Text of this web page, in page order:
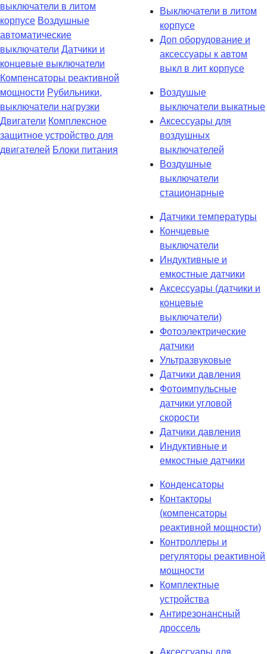
выключатели в литом
корпусе Воздушные
автоматические
выключатели Датчики и
концевые выключатели
Компенсаторы реактивной
мощности Рубильники,
выключатели нагрузки
Двигатели Комплексное
защитное устройство для
двигателей Блоки питания
Выключатели в литом
корпусе
Доп оборудование и
аксессуары к автом
выкл в лит корпусе
Воздушые
выключатели выкатные
Аксессуары для
воздушных
выключателей
Воздушные
выключатели
стационарные
Датчики температуры
Кончцевые
выключатели
Индуктивные и
емкостные датчики
Аксессуары (датчики и
концевые
выключатели)
Фотоэлектрические
датчики
Ультразвуковые
Датчики давления
Фотоимпульсные
датчики угловой
скорости
Датчики давления
Индуктивные и
емкостные датчики
Конденсаторы
Контакторы
(компенсаторы
реактивной мощности)
Контроллеры и
регуляторы реактивной
мощности
Комплектные
устройства
Антирезонансный
дроссель
Аксессуары для